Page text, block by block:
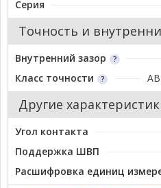
Серия
Точность и
Внутренний зазор
Класс точности
Другие
Угол контакта
Поддержка ШВП
Расшифровка единиц